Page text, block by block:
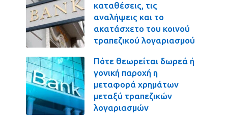
καταθέσεις, τις
αναλήψεις και το
ακατάσχετο του κοινού
τραπεζικού λογαριασμού
Πότε θεωρείται δωρεά ή
γονική παροχή η
μεταφορά χρημάτων
μεταξύ τραπεζικών
λογαριασμών